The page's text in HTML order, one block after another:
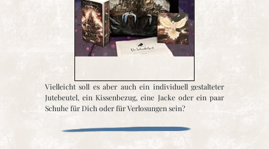
Vielleicht soll es aber auch ein individuell gestalteter
Jutebeutel, ein Kissenbezug, eine Jacke oder ein paar
Schuhe für Dich oder für Verlosungen sein?